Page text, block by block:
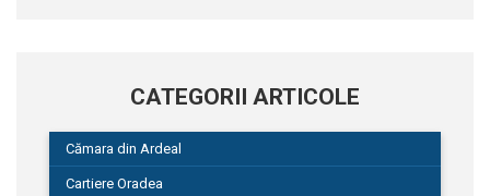
CATEGORII ARTICOLE
Cămara din Ardeal
Cartiere Oradea